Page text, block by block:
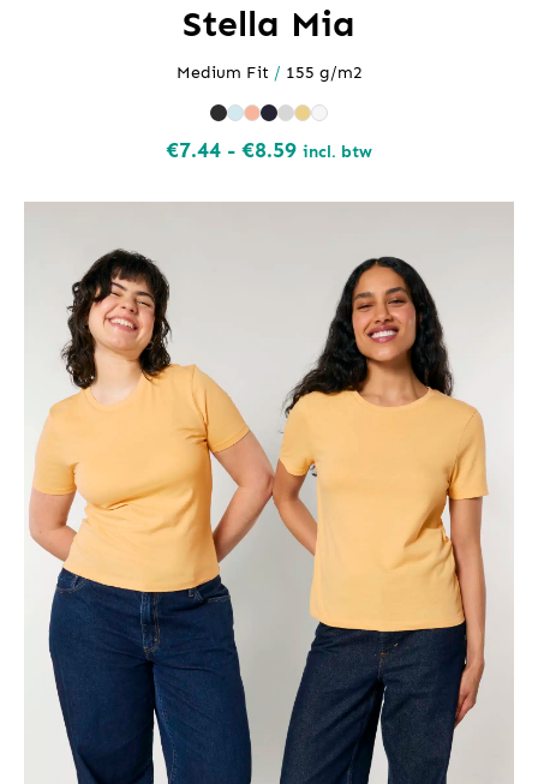
Stella Mia
Medium Fit / 155 g/m2
€7.44 - €8.59Prijsklasse:
incl. btw